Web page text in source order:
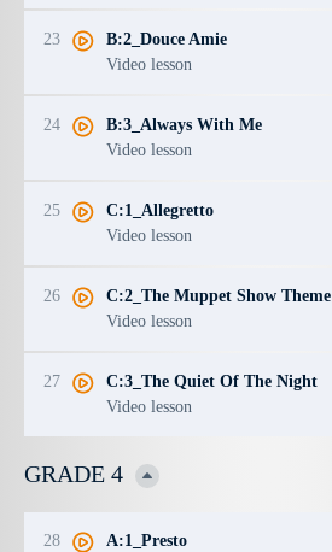
23
B:2_Douce Amie
Video lesson
24
B:3_Always With Me
Video lesson
25
C:1_Allegretto
Video lesson
26
C:2_The Muppet Show Theme
Video lesson
27
C:3_The Quiet Of The Night
Video lesson
GRADE 4
28
A:1_Presto